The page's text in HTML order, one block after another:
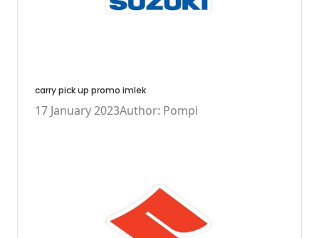
carry pick up promo imlek
17 January 2023Author: Pompi